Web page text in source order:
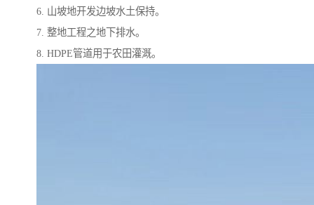
6. 山坡地开发边坡水土保持。
7. 整地工程之地下排水。
8. HDPE管道用于农田灌溉。